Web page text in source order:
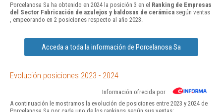
Porcelanosa Sa ha obtenido en 2024 la posición 3 en el Ranking de Empresas
del Sector Fabricación de azulejos y baldosas de cerámica según ventas
, empeorando en 2 posiciones respecto al año 2023.
Acceda a toda la información de Porcelanosa Sa
Evolución posiciones 2023 - 2024
Información ofrecida por
A continuación le mostramos la evolución de posiciones entre 2023 y 2024 de